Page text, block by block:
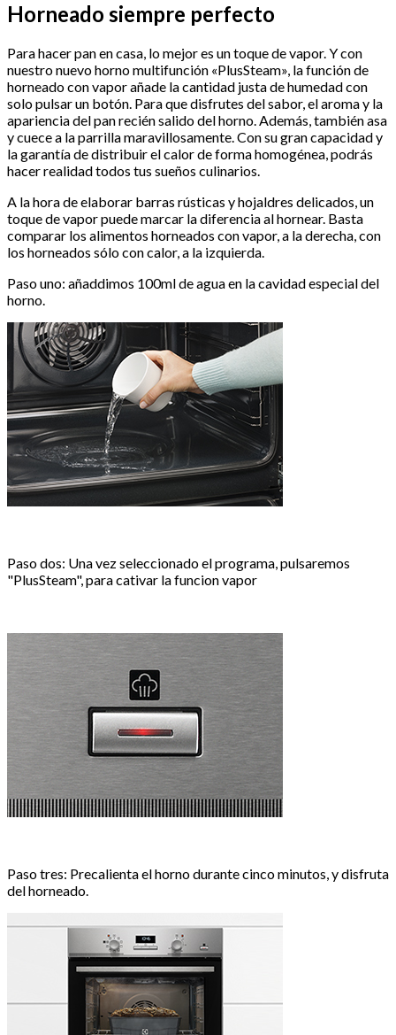
Horneado siempre perfecto
Para hacer pan en casa, lo mejor es un toque de vapor. Y con
nuestro nuevo horno multifunción «PlusSteam», la función de
horneado con vapor añade la cantidad justa de humedad con
solo pulsar un botón. Para que disfrutes del sabor, el aroma y la
apariencia del pan recién salido del horno. Además, también asa
y cuece a la parrilla maravillosamente. Con su gran capacidad y
la garantía de distribuir el calor de forma homogénea, podrás
hacer realidad todos tus sueños culinarios.
A la hora de elaborar barras rústicas y hojaldres delicados, un
toque de vapor puede marcar la diferencia al hornear. Basta
comparar los alimentos horneados con vapor, a la derecha, con
los horneados sólo con calor, a la izquierda.
Paso uno: añaddimos 100ml de agua en la cavidad especial del
horno.
Paso dos: Una vez seleccionado el programa, pulsaremos
"PlusSteam", para cativar la funcion vapor
Paso tres: Precalienta el horno durante cinco minutos, y disfruta
del horneado.